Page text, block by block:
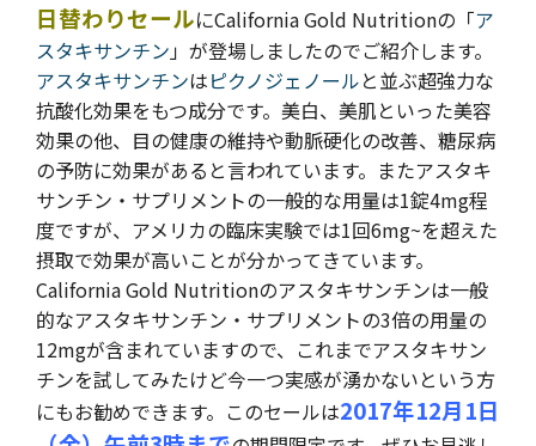
日替わりセールにCalifornia Gold Nutritionの「ア
スタキサンチン」が登場しましたのでご紹介します。
アスタキサンチンはピクノジェノールと並ぶ超強力な
抗酸化効果をもつ成分です。美白、美肌といった美容
効果の他、目の健康の維持や動脈硬化の改善、糖尿病
の予防に効果があると言われています。またアスタキ
サンチン・サプリメントの一般的な用量は1錠4mg程
度ですが、アメリカの臨床実験では1回6mg~を超えた
摂取で効果が高いことが分かってきています。
California Gold Nutritionのアスタキサンチンは一般
的なアスタキサンチン・サプリメントの3倍の用量の
12mgが含まれていますので、これまでアスタキサン
チンを試してみたけど今一つ実感が湧かないという方
にもお勧めできます。このセールは2017年12月1日